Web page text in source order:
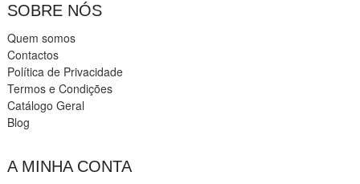
SOBRE NÓS
Quem somos
Contactos
Política de Privacidade
Termos e Condições
Catálogo Geral
Blog
A MINHA CONTA